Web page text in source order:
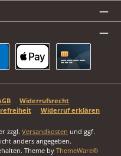
Widerrufsrecht
Widerruf erklären
zzgl. Versandkosten und ggf.
anders angegeben.
Theme by ThemeWare®